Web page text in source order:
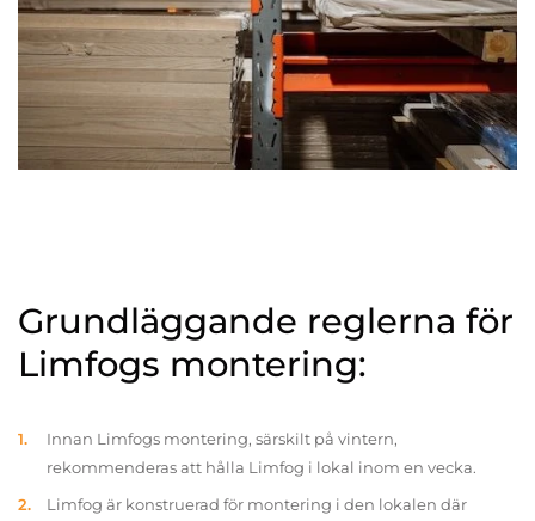
Grundläggande reglerna för
Limfogs montering:
Innan Limfogs montering, särskilt på vintern,
rekommenderas att hålla Limfog i lokal inom en vecka.
Limfog är konstruerad för montering i den lokalen där